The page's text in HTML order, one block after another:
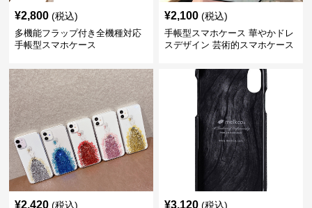
¥2,800 (税込)
多機能フラップ付き全機種対応
手帳型スマホケース
¥2,100 (税込)
手帳型スマホケース 華やかドレ
スデザイン 芸術的スマホケース
¥2,420 (税込) ¥3,120 (税込)